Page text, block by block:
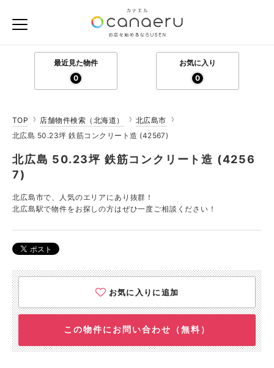
最近見た物件
0
お気に入り
0
TOP 店舗物件検索（北海道）
北広島市
北広島 50.23坪 鉄筋コンクリート造 (42567)
北広島 50.23坪 鉄筋コンクリート造 (4256
7)
北広島市で、人気のエリアにあり抜群！
北広島駅で物件をお探しの方はぜひ一度ご相談ください！
お気に入りに追加
この物件にお問い合わせ（無料）